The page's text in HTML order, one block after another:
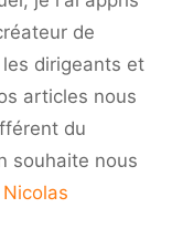
de
dirigeants et
articles nous
du
souhaite nous